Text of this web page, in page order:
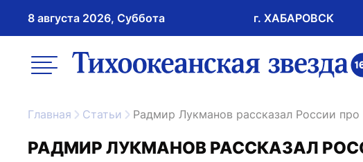
8 августа 2026, Суббота г. ХАБАРОВСК
меню ссылка на главную
Главная Статьи Радмир Лукманов рассказал России
РАДМИР ЛУКМАНОВ РАССКАЗАЛ